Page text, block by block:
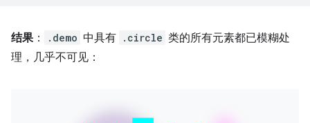
结果 ： .demo 中具有 .circle 类的所有元素都已模糊处
理，几乎不可见：